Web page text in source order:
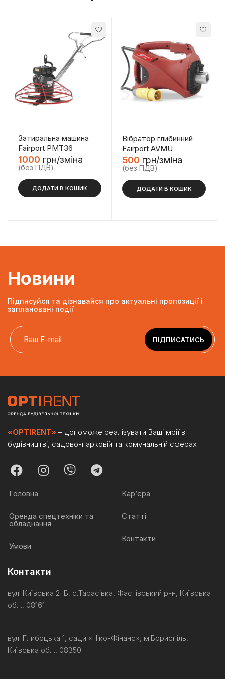
Затиральна машина
Fairport PMT36
1000 грн/зміна
(без ПДВ)
ДОДАТИ В КОШИК
Вібратор глибинний
Fairport AVMU
500 грн/зміна
(без ПДВ)
ДОДАТИ В КОШИК
Новини
Підписуйся та дізнавайся про актуальні пропозиції і
заплановані події
ПІДПИСАТИСЬ
«OPTIRENT» – допоможе реалізувати Ваші мрії в
будівництві, садово-парковій та комунальній сферах
Головна
Оренда спецтехніки та
обладнання
Умови
Кар’єра
Статті
Контакти
Контакти
вул. Київська 2-Б, с.Тарасівка, Фастівський р-н, Київська
обл., 08161
вул. Глибоцька 1, сади «Ніко-Фінанс», м.Бориспіль,
Київська обл., 08350